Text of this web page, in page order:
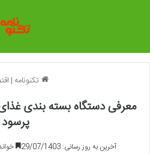
تکنونامه |
معرفی دستگاه بسته بندی
پرسود
آخرین به روز رسانی: 29/07/1403 خواندن